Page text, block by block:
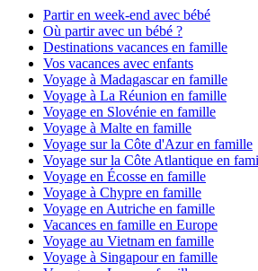
Partir en week-end avec bébé
Où partir avec un bébé ?
Destinations vacances en famille
Vos vacances avec enfants
Voyage à Madagascar en famille
Voyage à La Réunion en famille
Voyage en Slovénie en famille
Voyage à Malte en famille
Voyage sur la Côte d'Azur en famille
Voyage sur la Côte Atlantique en
Voyage en Écosse en famille
Voyage à Chypre en famille
Voyage en Autriche en famille
Vacances en famille en Europe
Voyage au Vietnam en famille
Voyage à Singapour en famille